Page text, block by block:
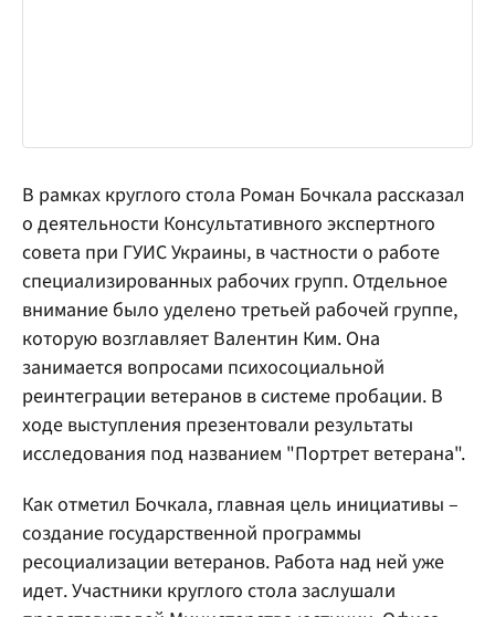
В рамках круглого стола Роман Бочкала рассказал
о деятельности Консультативного экспертного
совета при ГУИС Украины, в частности о работе
специализированных рабочих групп. Отдельное
внимание было уделено третьей рабочей группе,
которую возглавляет Валентин Ким. Она
занимается вопросами психосоциальной
реинтеграции ветеранов в системе пробации. В
ходе выступления презентовали результаты
исследования под названием "Портрет ветерана".
Как отметил Бочкала, главная цель инициативы –
создание государственной программы
ресоциализации ветеранов. Работа над ней уже
идет. Участники круглого стола заслушали